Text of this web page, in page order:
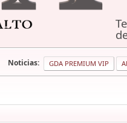
Noticias: GDA PREMIUM VIP